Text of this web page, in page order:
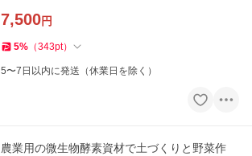
7,500円
5% （343pt）
5〜7日以内に発送（休業日を除く）
農業用の微生物酵素資材で土づくりと野菜作